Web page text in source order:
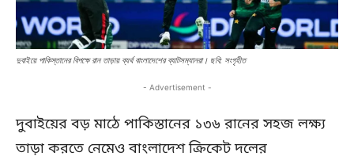
দুবাইয়ে পাকিস্তানের বিপক্ষে রান তাড়ায় ব্যর্থ বাংলাদেশের ব্যাটসম্যানরা। ছবি: সংগৃহীত
- Advertisement -
দুবাইয়ের বড় মাঠে পাকিস্তানের ১৩৬ রানের সহজ লক্ষ্য
তাড়া করতে নেমেও বাংলাদেশ ক্রিকেট দলের